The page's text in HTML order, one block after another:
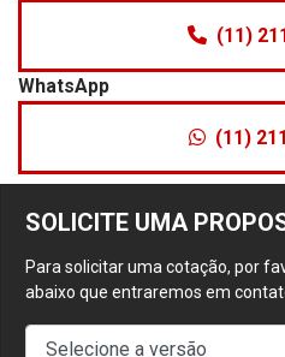
SOLICITE UMA
Para solicitar uma cotação, por
abaixo que entraremos em
(11)
WhatsApp
(11)